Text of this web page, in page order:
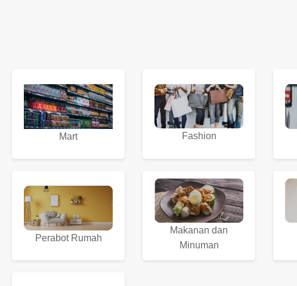
Mart Fashion
Perabot Rumah
Makanan dan
Minuman